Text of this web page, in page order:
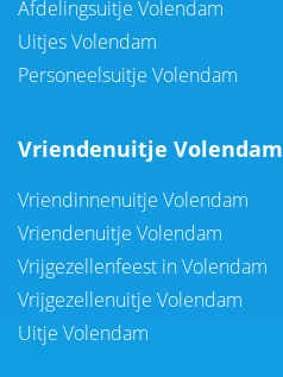
Afdelingsuitje Volendam
Uitjes Volendam
Personeelsuitje Volendam
Vriendenuitje Volendam
Vriendinnenuitje Volendam
Vriendenuitje Volendam
Vrijgezellenfeest in Volendam
Vrijgezellenuitje Volendam
Uitje Volendam